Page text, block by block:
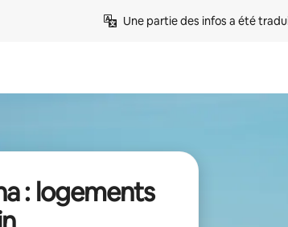
Une partie des infos a été
: logements